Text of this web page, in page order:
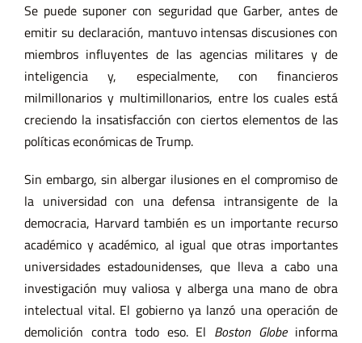
Se puede suponer con seguridad que Garber, antes de
emitir su declaración, mantuvo intensas discusiones con
miembros influyentes de las agencias militares y de
inteligencia y, especialmente, con financieros
milmillonarios y multimillonarios, entre los cuales está
creciendo la insatisfacción con ciertos elementos de las
políticas económicas de Trump.
Sin embargo, sin albergar ilusiones en el compromiso de
la universidad con una defensa intransigente de la
democracia, Harvard también es un importante recurso
académico y académico, al igual que otras importantes
universidades estadounidenses, que lleva a cabo una
investigación muy valiosa y alberga una mano de obra
intelectual vital. El gobierno ya lanzó una operación de
demolición contra todo eso. El Boston Globeinforma